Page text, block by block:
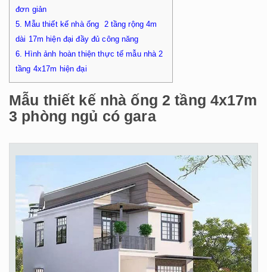
đơn giản
5. Mẫu thiết kế nhà ống 2 tầng rộng 4m
dài 17m hiện đại đầy đủ công năng
6. Hình ảnh hoàn thiện thực tế mẫu nhà 2
tầng 4x17m hiện đại
Mẫu thiết kế nhà ống 2 tầng 4x17m
3 phòng ngủ có gara